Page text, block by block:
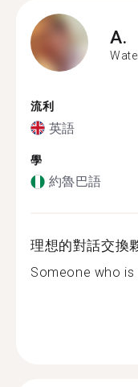
A.
流利
英語
學
約魯巴語
理想的對話交換
Someone who is